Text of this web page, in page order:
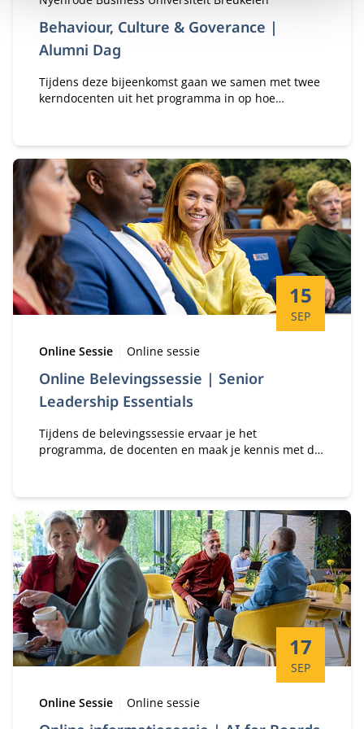
Behaviour, Culture & Goverance |
Alumni Dag
Tijdens deze bijeenkomst gaan we samen met twee
kerndocenten uit het programma in op hoe
Behaviour Culture & Governance.
Online Belevingssessie | Senior
Leadership Essentials
Startdatum:
15
SEP
Type:
Online Sessie Locatie:
Online sessie
Tijdens de belevingssessie ervaar je het
programma, de docenten en maak je kennis met de
Startdatum:
17
SEP
Type:
Online Sessie Locatie:
Online sessie